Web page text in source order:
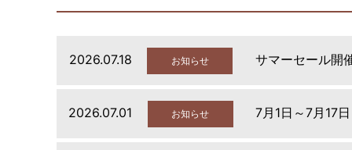
2026.07.18 お知らせ サマーセール開
2026.07.01 お知らせ 7月1日～7月17